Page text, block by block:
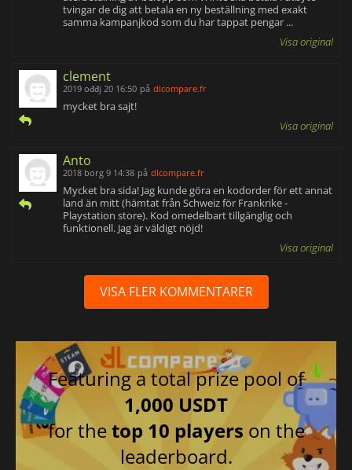
tvingar de dig att betala en ny beställning med exakt
samma kampanjkod som du har tappat pengar ...
Visa original
clement
2019 ođđj 20 16:50 på dlcompare.fr
mycket bra sajt!
Visa original
Anto
2018 borg 9 14:38 på dlcompare.fr
Mycket bra sida! Jag kunde göra en kodorder för ett annat
land än mitt (hämtat från Schweiz för Frankrike -
Playstation store). Kod omedelbart tillgänglig och
funktionell. Jag är väldigt nöjd!
Visa original
VISA FLER KOMMENTARER
Featuring a total prize pool of
1,000 USDT
for thetop 10 players on the
leaderboard.